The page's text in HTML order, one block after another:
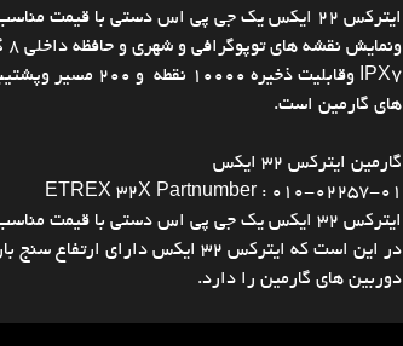
های گارمین است.
گارمین ایترکس 32 ایکس
ETREX 32X Partnumber : 010-02257-01
در این است که ایترکس 32 ایکس
دوربین های گارمین را دارد.